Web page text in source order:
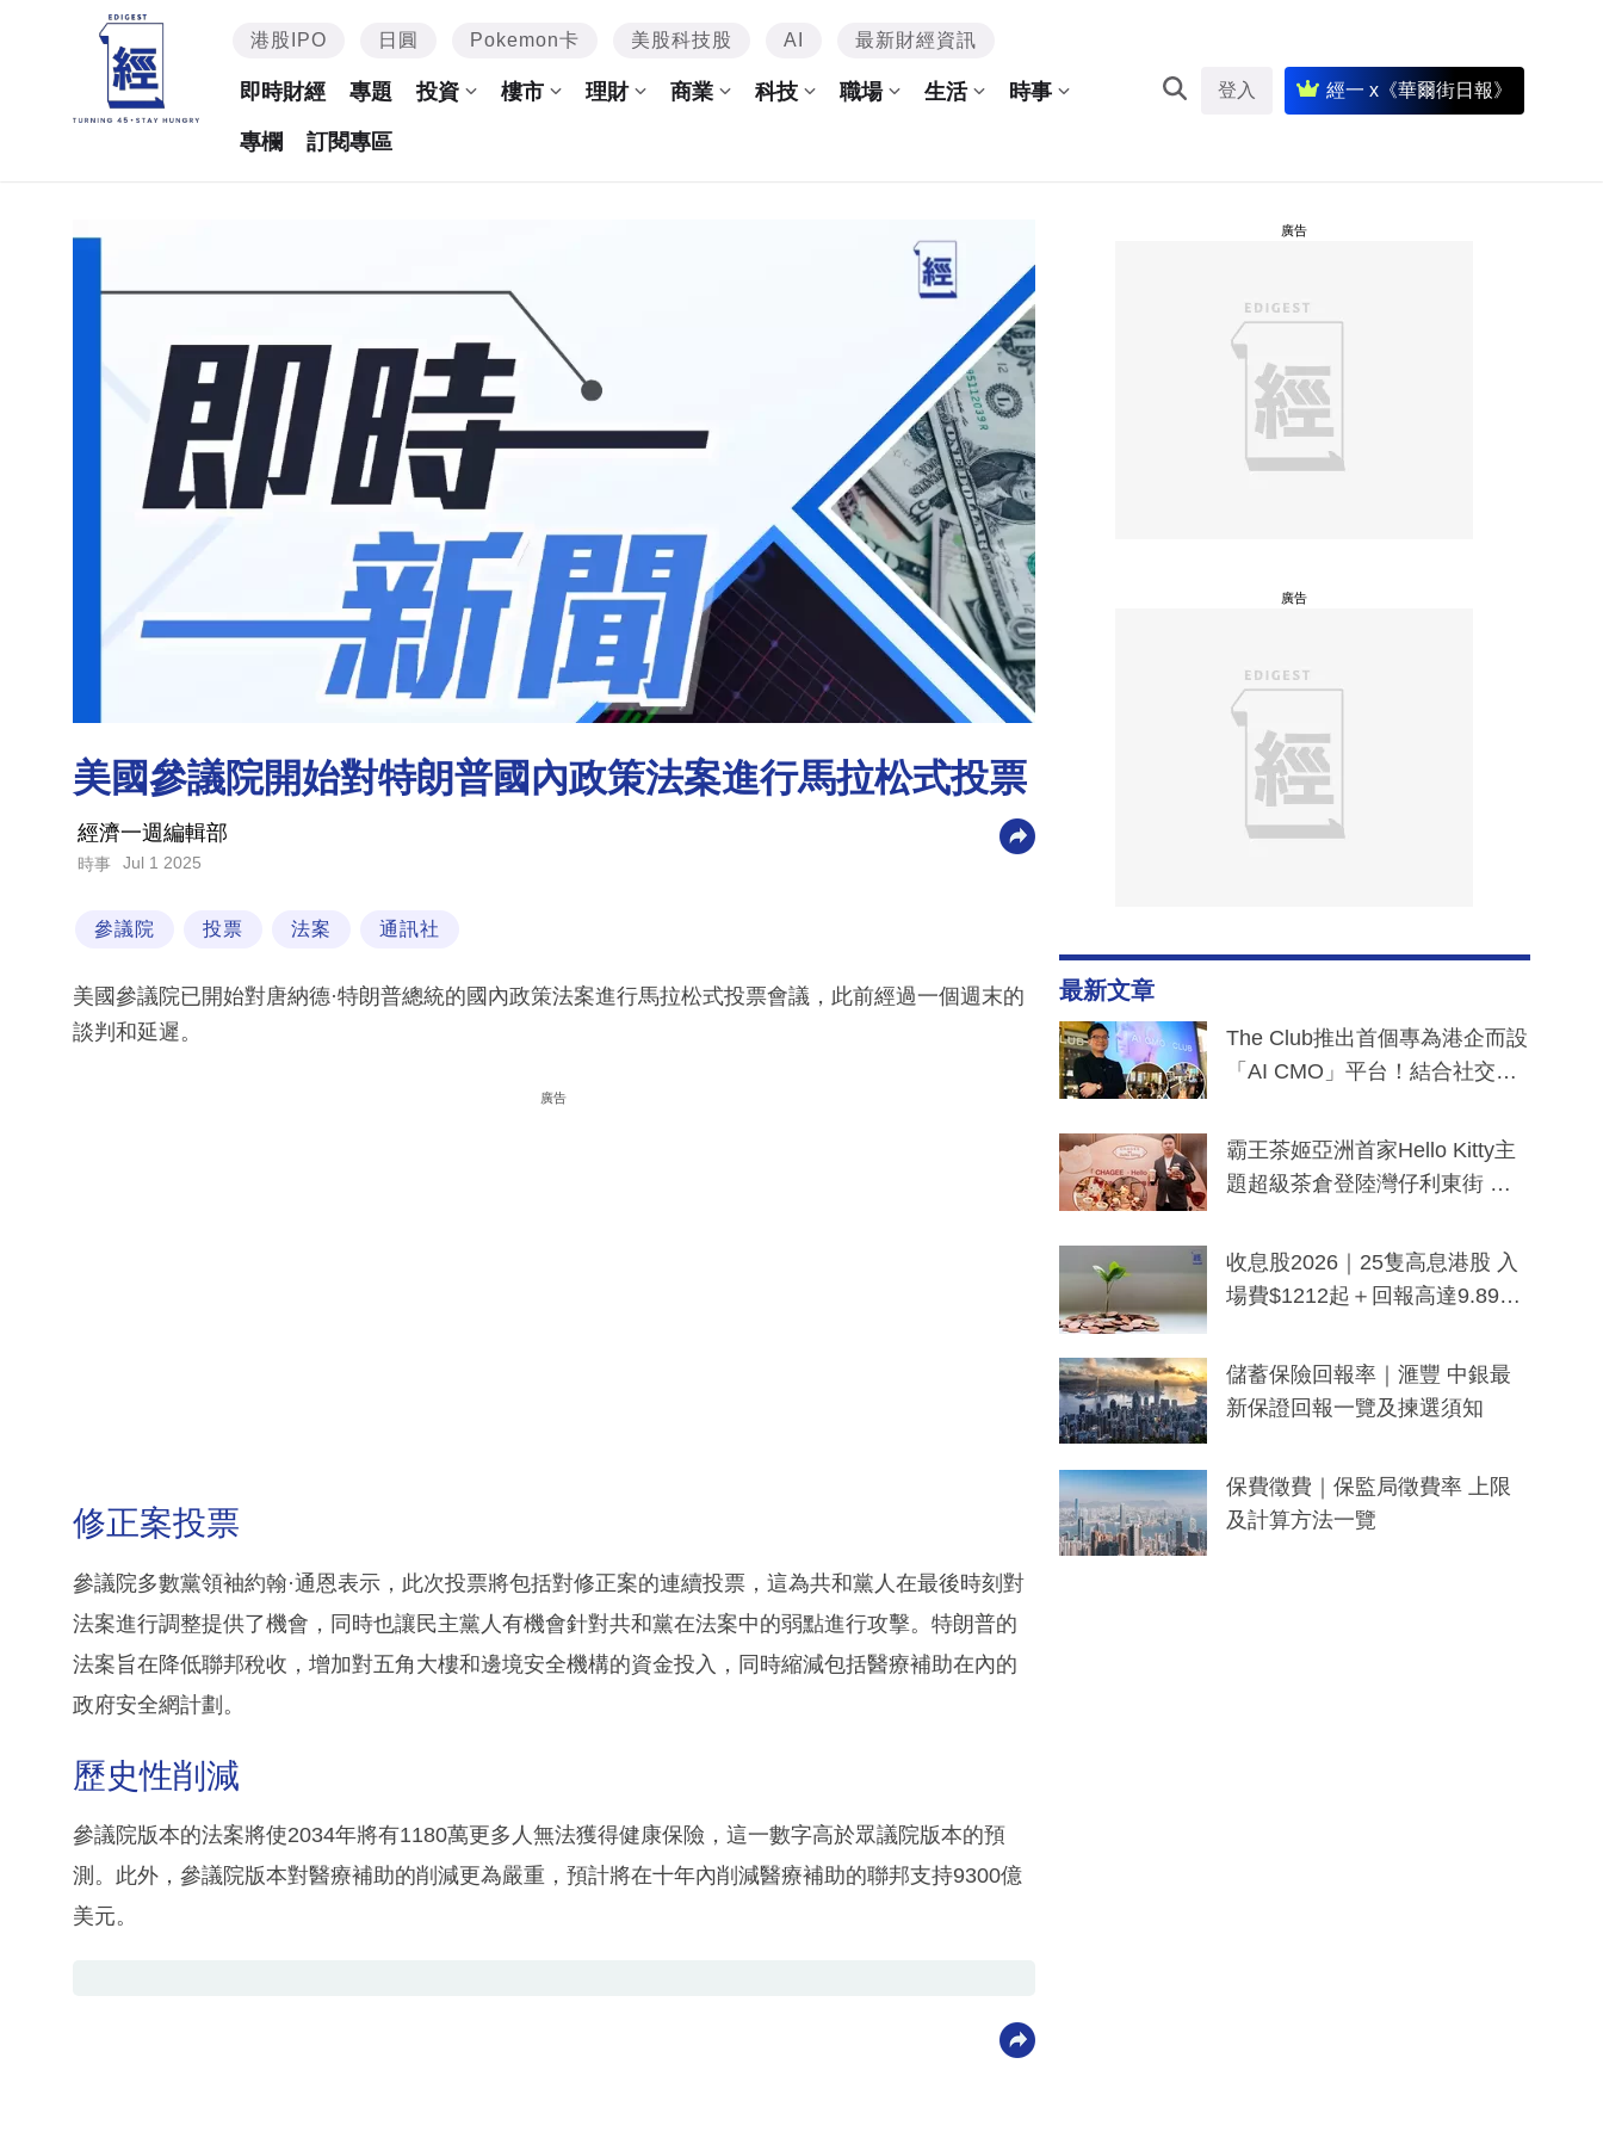
港股IPO 日圓 Pokemon卡 美股科技股 AI 最新財經資訊
即時財經 專題 投資 樓市 理財 商業 科技 職場 生活 時事
專欄 訂閱專區
登入 經一 x《華爾街日報》
美國參議院開始對特朗普國內政策法案進行馬拉松式投票
經濟一週編輯部
時事 Jul 1 2025
參議院 投票 法案 通訊社
美國參議院已開始對唐納德·特朗普總統的國內政策法案進行馬拉松式投票會議，此前經過一個週末的
談判和延遲。
廣告
修正案投票
參議院多數黨領袖約翰·通恩表示，此次投票將包括對修正案的連續投票，這為共和黨人在最後時刻對
法案進行調整提供了機會，同時也讓民主黨人有機會針對共和黨在法案中的弱點進行攻擊。特朗普的
法案旨在降低聯邦稅收，增加對五角大樓和邊境安全機構的資金投入，同時縮減包括醫療補助在內的
政府安全網計劃。
歷史性削減
參議院版本的法案將使2034年將有1180萬更多人無法獲得健康保險，這一數字高於眾議院版本的預
測。此外，參議院版本對醫療補助的削減更為嚴重，預計將在十年內削減醫療補助的聯邦支持9300億
美元。
廣告
廣告
最新文章
The Club推出首個專為港企而設
「AI CMO」平台！結合社交聆
分鐘生成「貼地」宣傳短片
霸王茶姬亞洲首家Hello Kitty主
題超級茶倉登陸灣仔利東街 推
y及香港限定特調系列
收息股2026｜25隻高息港股 入
場費$1212起＋回報高達9.89
儲蓄保險回報率｜滙豐 中銀最
新保證回報一覽及揀選須知
保費徵費｜保監局徵費率 上限
及計算方法一覽